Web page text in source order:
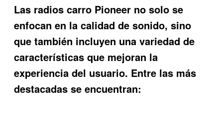
Las radios carro Pioneer no solo se
enfocan en la calidad de sonido, sino
que también incluyen una variedad de
características que mejoran la
experiencia del usuario. Entre las más
destacadas se encuentran: